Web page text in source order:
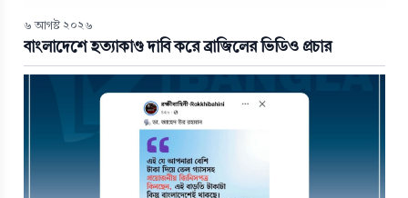
৬ আগস্ট ২০২৬
বাংলাদেশে হত্যাকাণ্ড দাবি করে ব্রাজিলের ভিডিও প্রচার